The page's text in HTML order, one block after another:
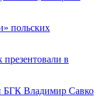
польских
в
БГК Владимир Савко